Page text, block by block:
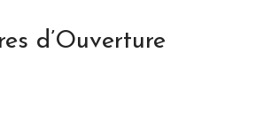
d’Ouverture